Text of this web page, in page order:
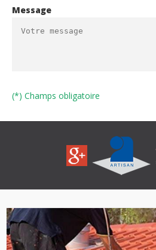
Message
(*) Champs obligatoire